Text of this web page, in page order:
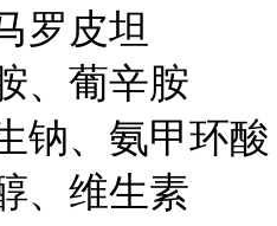
罗皮坦
、葡辛胺
钠、氨甲环酸
、维生素